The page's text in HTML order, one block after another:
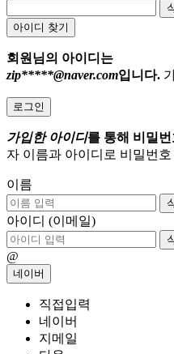
아이디 찾기
회원님의 아이디는
zip*****@naver.com입니다.
로그인
가입한 아이디를 통해 비밀번
자 이름과 아이디로 비밀번
이름
아이디 (이메일)
@
네이버
직접입력
네이버
지메일